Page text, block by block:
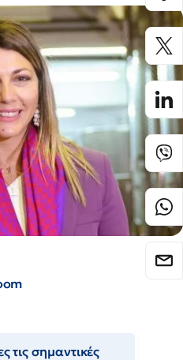
τις σημαντικές